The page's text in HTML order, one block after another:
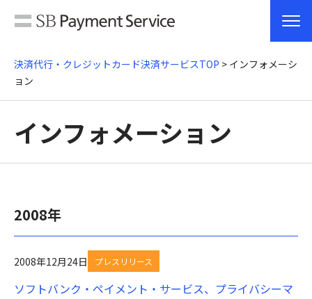
決済代行・クレジットカード決済サービスTOP > インフォメーシ
ョン
インフォメーション
2008年
2008年12月24日 プレスリリース
ソフトバンク・ペイメント・サービス、プライバシーマ